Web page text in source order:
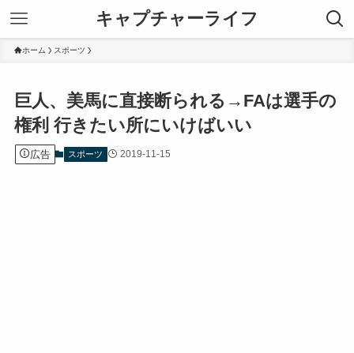
キャプチャーライフ
ホーム スポーツ
巨人、美馬に直接断られる→FAは選手の
権利 行きたい所にいけばいい
広告 スポーツ 2019-11-15